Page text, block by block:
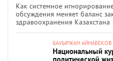
Как системное
обсуждения меняет баланс
здравоохранения Казахстана
БАУЫРЖАН АЙНАБЕКОВ
Национальный